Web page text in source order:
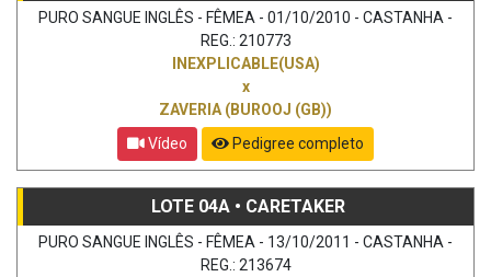
PURO SANGUE INGLÊS - FÊMEA - 01/10/2010 - CASTANHA -
REG.: 210773
INEXPLICABLE(USA)
x
ZAVERIA (BUROOJ (GB))
Vídeo
Pedigree completo
LOTE 04A • CARETAKER
PURO SANGUE INGLÊS - FÊMEA - 13/10/2011 - CASTANHA -
REG.: 213674